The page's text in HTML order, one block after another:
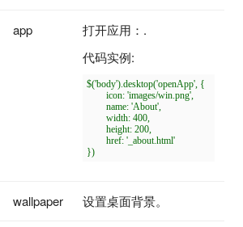
app
打开应用：.
代码实例:
$('body').desktop('openApp', {
	icon: 'images/win.png',
	name: 'About',
	width: 400,
	height: 200,
	href: '_about.html'
wallpaper 设置桌面背景。